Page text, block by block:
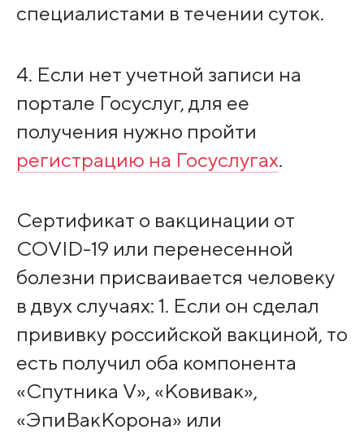
специалистами в течении суток.
4. Если нет учетной записи на
портале Госуслуг, для ее
получения нужно пройти
регистрацию на Госуслугах.
Сертификат о вакцинации от
COVID-19 или перенесенной
болезни присваивается человеку
в двух случаях: 1. Если он сделал
прививку российской вакциной, то
есть получил оба компонента
«Спутника V», «Ковивак»,
«ЭпиВакКорона» или